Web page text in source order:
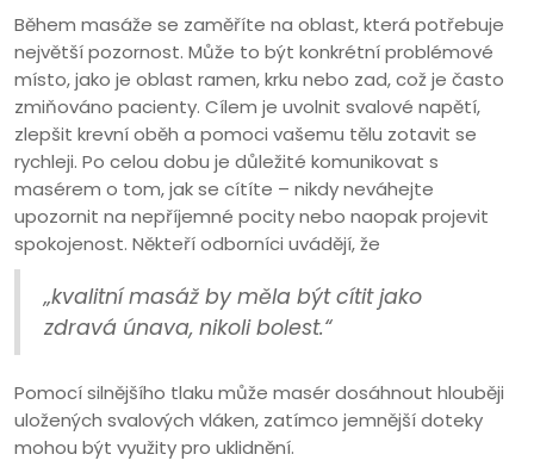
Během masáže se zaměříte na oblast, která potřebuje
největší pozornost. Může to být konkrétní problémové
místo, jako je oblast ramen, krku nebo zad, což je často
zmiňováno pacienty. Cílem je uvolnit svalové napětí,
zlepšit krevní oběh a pomoci vašemu tělu zotavit se
rychleji. Po celou dobu je důležité komunikovat s
masérem o tom, jak se cítíte – nikdy neváhejte
upozornit na nepříjemné pocity nebo naopak projevit
spokojenost. Někteří odborníci uvádějí, že
„kvalitní masáž by měla být cítit jako
zdravá únava, nikoli bolest.“
Pomocí silnějšího tlaku může masér dosáhnout hlouběji
uložených svalových vláken, zatímco jemnější doteky
mohou být využity pro uklidnění.